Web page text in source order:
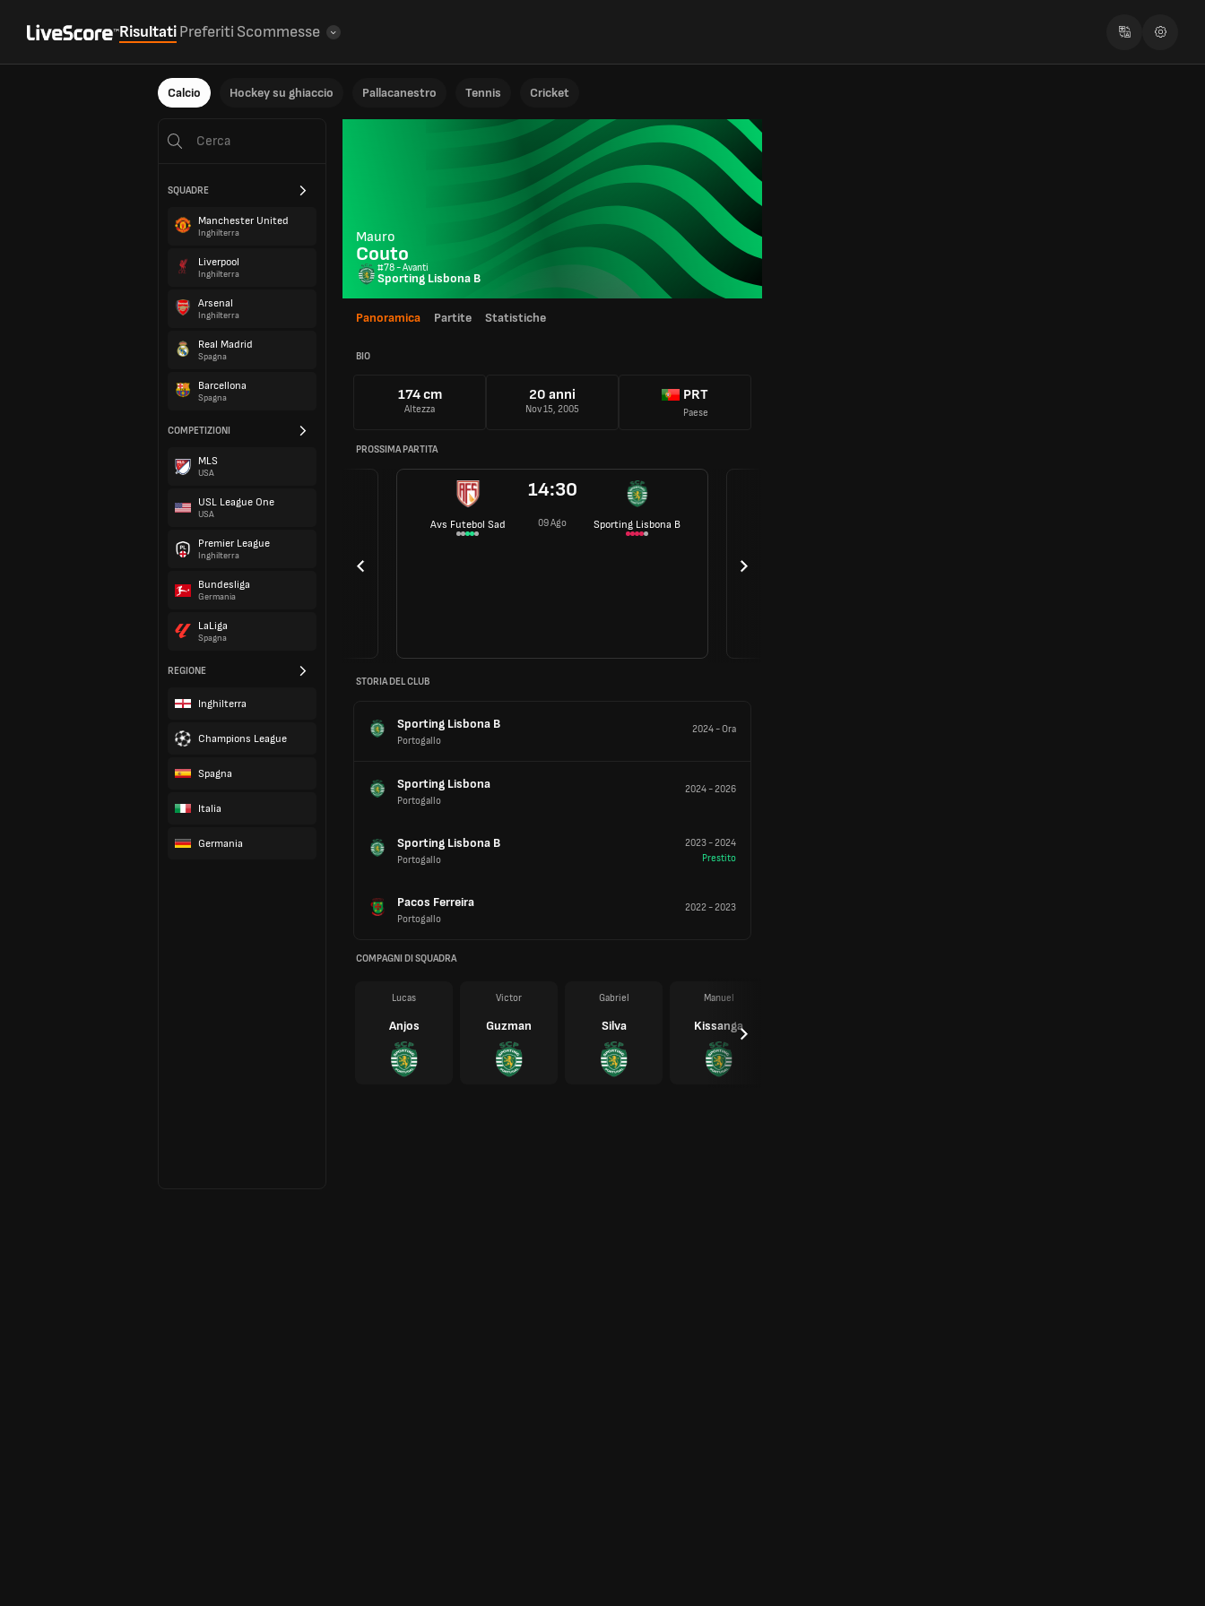
RisultatiPreferiti Scommesse
Calcio Hockey su ghiaccio Pallacanestro Tennis Cricket
SQUADRE
Manchester United
Inghilterra
Liverpool
Inghilterra
Arsenal
Inghilterra
Real Madrid
Spagna
Barcellona
Spagna
COMPETIZIONI
MLS
USA
USL League One
USA
Premier League
Inghilterra
Bundesliga
Germania
LaLiga
Spagna
REGIONE
Inghilterra
Champions League
Spagna
Italia
Germania
Mauro
Couto
#78 - Avanti
Sporting Lisbona B
Panoramica Partite Statistiche
BIO
174 cm
Altezza
20 anni
Nov 15, 2005
PRT
Paese
PROSSIMA PARTITA
Avs Futebol Sad
14:30
09 Ago Sporting Lisbona B
STORIA DEL CLUB
Sporting Lisbona B
Portogallo
2024-Ora
Sporting Lisbona
Portogallo
2024-2026
Sporting Lisbona B
Portogallo
2023-2024
Prestito
Pacos Ferreira
Portogallo
2022-2023
COMPAGNI DI SQUADRA
Lucas
Anjos
Victor
Guzman
Gabriel
Silva
Manuel
Kissanga